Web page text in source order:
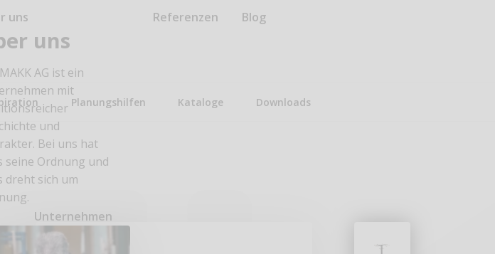
uns
uns
AG ist ein
mit
und
Bei uns hat
seine Ordnung und
dreht sich um
Unternehmen
Referenzen Blog
Planungshilfen Kataloge Downloads